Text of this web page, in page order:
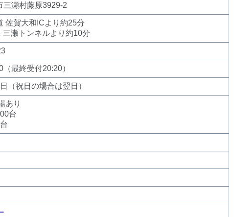
三瀬村藤原3929-2
佐賀大和ICより約25分
三瀬トンネルより約10分
最終受付20:20）
（祝日の場合は翌日）
あり
台